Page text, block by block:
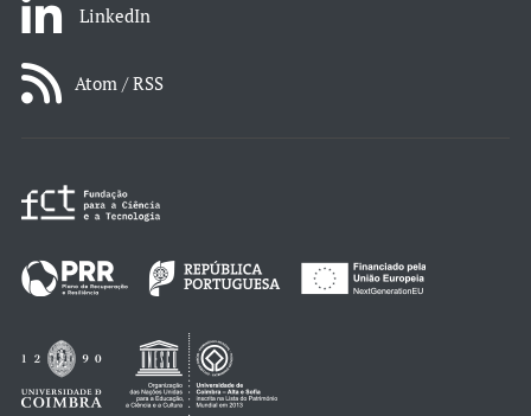
LinkedIn
Atom / RSS